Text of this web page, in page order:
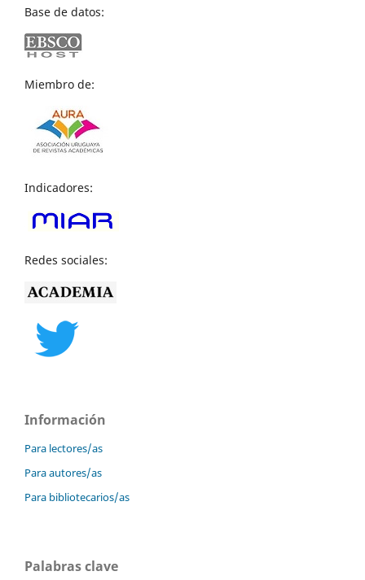
Base de datos:
Miembro de:
Indicadores:
Redes sociales:
Información
Para lectores/as
Para autores/as
Para bibliotecarios/as
Palabras clave